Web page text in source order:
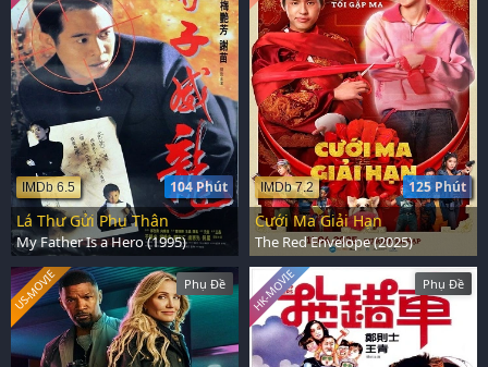
104 Phút
IMDb 6.5
Lá Thư Gửi Phụ Thân
My Father Is a Hero (1995)
125 Phút
IMDb 7.2
Cưới Ma Giải Hạn
The Red Envelope (2025)
Phụ Đề
US-MOVIE Phụ Đề
HK-MOVIE